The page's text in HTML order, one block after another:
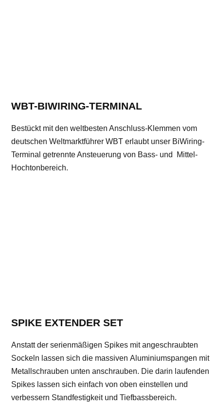
WBT-BIWIRING-TERMINAL
Bestückt mit den weltbesten Anschluss-Klemmen vom
deutschen Weltmarktführer WBT erlaubt unser BiWiring-
Terminal getrennte Ansteuerung von Bass- und Mittel-
Hochtonbereich.
SPIKE EXTENDER SET
Anstatt der serienmäßigen Spikes mit angeschraubten
Sockeln lassen sich die massiven Aluminiumspangen mit
Metallschrauben unten anschrauben. Die darin laufenden
Spikes lassen sich einfach von oben einstellen und
verbessern Standfestigkeit und Tiefbassbereich.